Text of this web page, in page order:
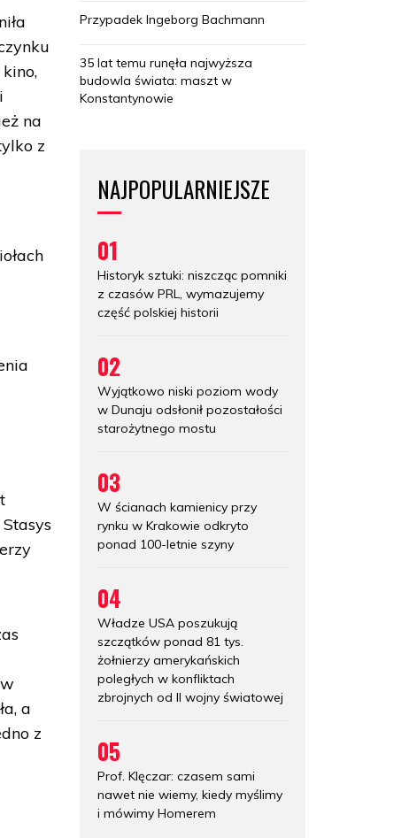
na
z
a
z
Przypadek Ingeborg Bachmann
35 lat temu runęła najwyższa
budowla świata: maszt w
Konstantynowie
NAJPOPULARNIEJSZE
01
Historyk sztuki: niszcząc pomniki
z czasów PRL, wymazujemy
część polskiej historii
02
Wyjątkowo niski poziom wody
w Dunaju odsłonił pozostałości
starożytnego mostu
03
W ścianach kamienicy przy
rynku w Krakowie odkryto
ponad 100-letnie szyny
04
Władze USA poszukują
szczątków ponad 81 tys.
żołnierzy amerykańskich
poległych w konfliktach
zbrojnych od II wojny światowej
05
Prof. Klęczar: czasem sami
nawet nie wiemy, kiedy myślimy
i mówimy Homerem